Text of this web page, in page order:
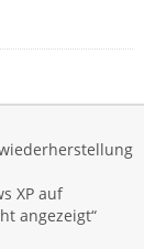
XP auf
angezeigt“